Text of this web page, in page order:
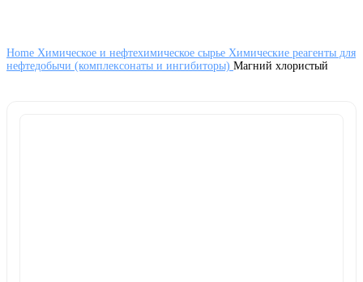
Home Химическое и нефтехимическое сырье Химические реагенты для
нефтедобычи (комплексонаты и ингибиторы) Магний хлористый